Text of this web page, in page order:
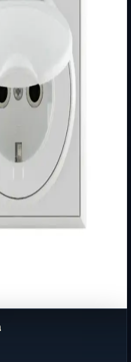
+
cijena, košarice, zaliha i
Ugradnja u zid u montažnu
16A/250V Stupanj
80&…
trgovini Živić-